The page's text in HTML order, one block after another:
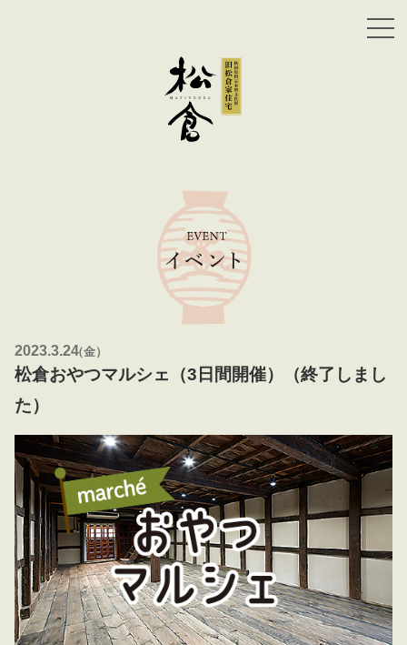
2023.3.24
（金 ）
松倉おやつマルシェ（3日間開催）（終了しまし
た）